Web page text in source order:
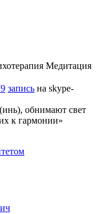
Медитация
запись на skype-
обнимают свет
к гармонии»